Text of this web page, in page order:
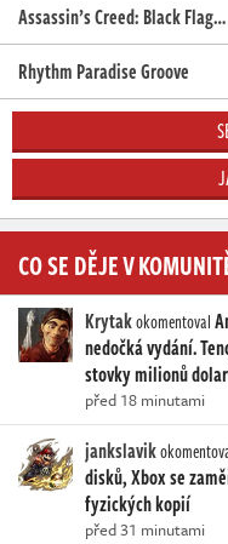
Assassin’s Creed: Black Flag…
Rhythm Paradise Groove
CO SE DĚJE V
Krytakokomentoval
nedočká vydání.
stovky milionů
před 18 minutami
jankslavik
disků, Xbox se
fyzických kopií
před 31 minutami